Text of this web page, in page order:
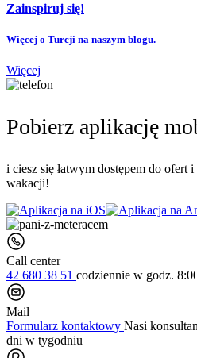
Zainspiruj się!
Więcej o Turcji na naszym blogu.
Więcej
Pobierz aplikację
i ciesz się łatwym dostępem do ofert
wakacji!
Call center
42 680 38 51 codziennie w godz.
Mail
Formularz kontaktowy Nasi
dni w tygodniu